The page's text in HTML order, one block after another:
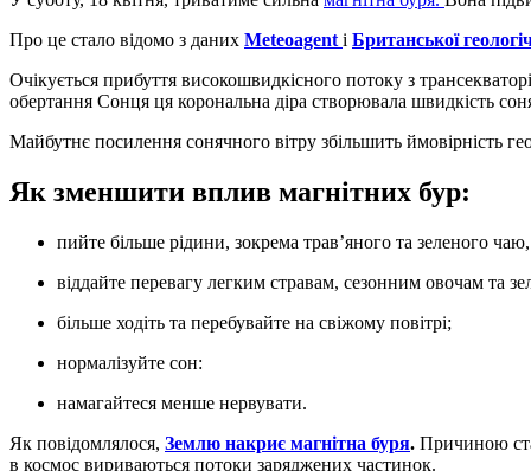
Про це стало відомо з даних Мeteoagent і Британської
Очікується прибуття високошвидкісного потоку з
обертання Сонця ця корональна діра створювала швидкість
Майбутнє посилення сонячного вітру збільшить ймовірність
Як зменшити вплив магнітних бур:
пийте більше рідини, зокрема трав’яного та зеленого
віддайте перевагу легким стравам, сезонним овочам та
більше ходіть та перебувайте на свіжому повітрі;
нормалізуйте сон:
намагайтеся менше нервувати.
Як повідомлялося, Землю накриє магнітна буря. Причиною
в космос вириваються потоки заряджених частинок.